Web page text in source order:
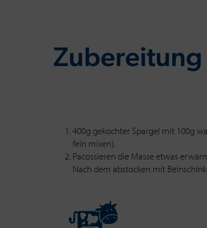
Zu­be­rei­tung
400g gekochter Spargel mit 100g
fein mixen).
Pacossieren die Masse etwas
Nach dem abstocken mit